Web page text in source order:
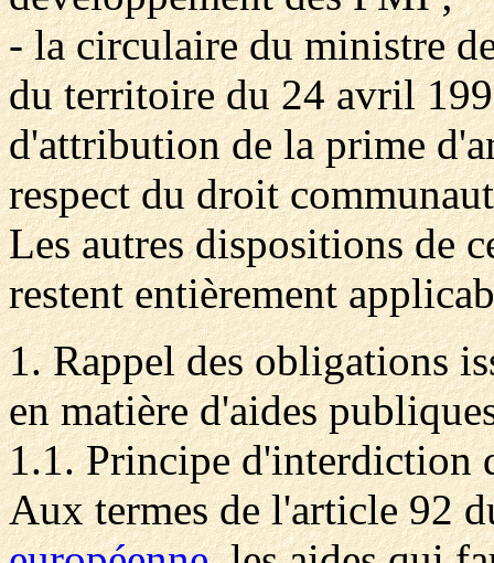
- la circulaire du ministre
du territoire du 24 avril
d'attribution de la prime
respect du droit
Les autres dispositions de
restent entièrement
1. Rappel des obligations
en matière d'aides
1.1. Principe d'interdiction
Aux termes de l'article 92